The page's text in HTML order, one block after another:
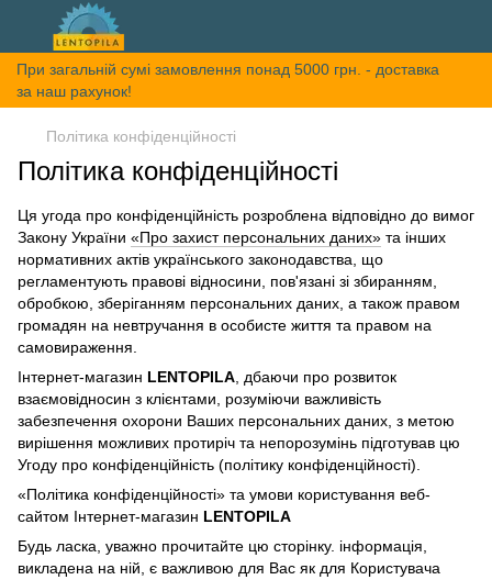
При загальній сумі замовлення понад 5000 грн. - доставка
за наш рахунок!
Політика конфіденційності
Політика конфіденційності
Ця угода про конфіденційність розроблена відповідно до вимог
Закону України «Про захист персональних даних» та інших
нормативних актів українського законодавства, що
регламентують правові відносини, пов'язані зі збиранням,
обробкою, зберіганням персональних даних, а також правом
громадян на невтручання в особисте життя та правом на
самовираження.
Інтернет-магазин LENTOPILA , дбаючи про розвиток
взаємовідносин з клієнтами, розуміючи важливість
забезпечення охорони Ваших персональних даних, з метою
вирішення можливих протиріч та непорозумінь підготував цю
Угоду про конфіденційність (політику конфіденційності).
«Політика конфіденційності» та умови користування веб-
сайтом Інтернет-магазин LENTOPILA
Будь ласка, уважно прочитайте цю сторінку. інформація,
викладена на ній, є важливою для Вас як для Користувача